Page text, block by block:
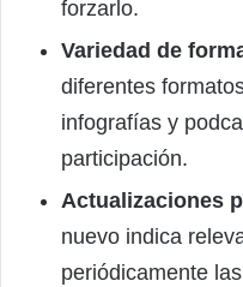
forzarlo.
Variedad de
diferentes
infografías y
participación.
Actualizaciones
nuevo indica
periódicamente